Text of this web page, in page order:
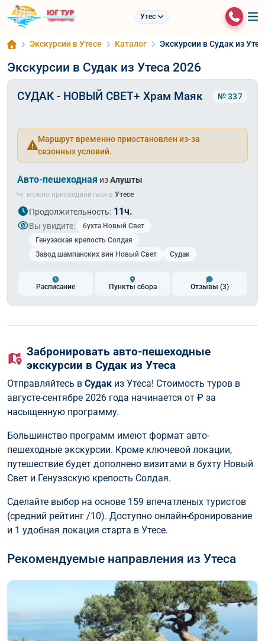
Утес
Экскурсии в Утесе Каталог Экскурсии в Судак из
Экскурсии в Судак из Утеса 2026
СУДАК - НОВЫЙ СВЕТ+ Храм Маяк № 337
Маршрут временно приостановлен из-за
сезонных условий.
Авто-пешеходная изАлушты
можно присоединиться в Утесе
Продолжительность: 11ч.
Вы увидите:
бухта Новый Свет
Генуэзская крепость Солдая
Завод шампанских вин Новый Свет
Судак
Расписание Пункты сбора Отзывы (3)
Забронировать авто-пешеходные
экскурсии в Судак из Утеса
Отправляйтесь в Судак из Утеса! Стоимость туров в
августе-сентябре 2026 года начинается от ₽ за
насыщенную программу.
Большинство программ имеют формат авто-
пешеходные экскурсии. Кроме ключевой локации,
путешествие будет дополнено визитами в бухту Новый
Свет и Генуэзскую крепость Солдая.
Сделайте выбор на основе 159 впечатленых туристов
(средний рейтинг /10). Доступно онлайн-бронирование
и 1 удобная локация старта в Утесе.
Рекомендуемые направления из Утеса